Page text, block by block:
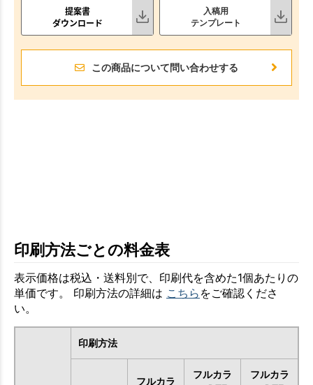
提案書
ダウンロード
入稿用
テンプレート
この商品について問い合わせする
印刷方法ごとの料金表
表示価格は税込・送料別で、印刷代を含めた1個あたりの
単価です。 印刷方法の詳細は こちら をご確認くださ
い。
印刷方法
フルカラ
フルカラ
フルカラ